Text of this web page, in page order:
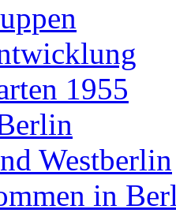
1955
Westberlin
in